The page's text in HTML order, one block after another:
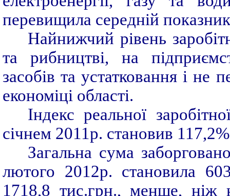
перевищила середній
Найнижчий рівень
та рибництві, на
засобів та устатковання і не
економіці області.
Індекс реальної
січнем 2011р. становив
Загальна сума
лютого 2012р. становила
1718,8 тис.грн., менше, ніж